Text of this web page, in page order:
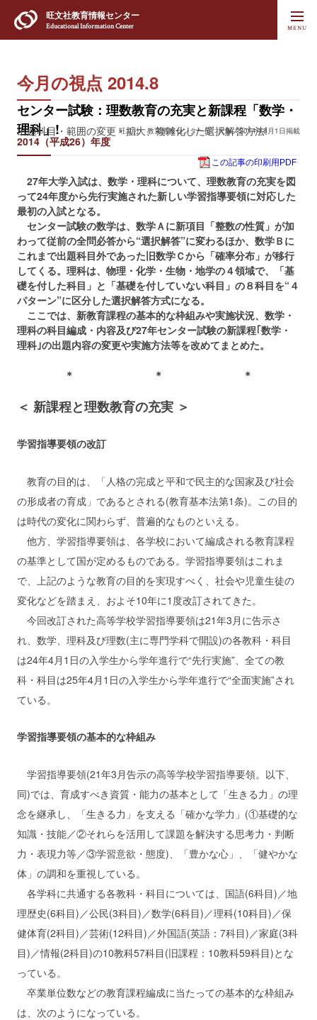
旺文社教育情報センター
Educational Information Center
今月の視点 2014.8
センター試験：理数教育の充実と新課程「数学・
理科」!
出題科目・範囲の変更・拡大、複雑化した選択解答方法!
旺文社 教育情報センター長 大塚／2014年8月1日掲載
2014（平成26）年度
この記事の印刷用PDF
27年大学入試は、数学・理科について、理数教育の充実を図
って24年度から先行実施された新しい学習指導要領に対応した
最初の入試となる。
センター試験の数学は、数学Ａに新項目「整数の性質」が加
わって従前の全問必答から“選択解答”に変わるほか、数学Ｂに
これまで出題科目外であった旧数学Ｃから「確率分布」が移行
してくる。理科は、物理・化学・生物・地学の４領域で、「基
礎を付した科目」と「基礎を付していない科目」の８科目を“４
パターン”に区分した選択解答方式になる。
ここでは、新教育課程の基本的な枠組みや実施状況、数学・
理科の科目編成・内容及び27年センター試験の新課程｢数学・
理科｣の出題内容の変更や実施方法等を改めてまとめた。
＊ ＊ ＊
＜ 新課程と理数教育の充実 ＞
学習指導要領の改訂
教育の目的は、「人格の完成と平和で民主的な国家及び社会
の形成者の育成」であるとされる(教育基本法第1条)。この目的
は時代の変化に関わらず、普遍的なものといえる。
他方、学習指導要領は、各学校において編成される教育課程
の基準として国が定めるものである。学習指導要領はこれま
で、上記のような教育の目的を実現すべく、社会や児童生徒の
変化などを踏まえ、およそ10年に1度改訂されてきた。
今回改訂された高等学校学習指導要領は21年3月に告示さ
れ、数学、理科及び理数(主に専門学科で開設)の各教科・科目
は24年4月1日の入学生から学年進行で“先行実施”、全ての教
科・科目は25年4月1日の入学生から学年進行で“全面実施”され
ている。
学習指導要領の基本的な枠組み
学習指導要領(21年3月告示の高等学校学習指導要領。以下、
同)では、育成すべき資質・能力の基本として「生きる力」の理
念を継承し、「生きる力」を支える「確かな学力」(①基礎的な
知識・技能／②それらを活用して課題を解決する思考力・判断
力・表現力等／③学習意欲・態度)、「豊かな心」、「健やかな
体」の調和を重視している。
各学科に共通する各教科・科目については、国語(6科目)／地
理歴史(6科目)／公民(3科目)／数学(6科目)／理科(10科目)／保
健体育(2科目)／芸術(12科目)／外国語(英語：7科目)／家庭(3科
目)／情報(2科目)の10教科57科目(旧課程：10教科59科目)とな
っている。
卒業単位数などの教育課程編成に当たっての基本的な枠組み
は、次のようになっている。